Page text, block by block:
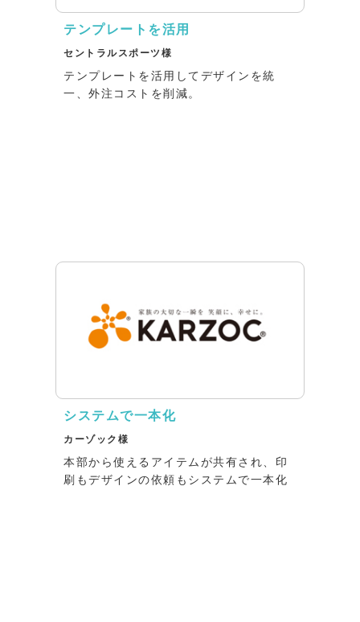
テンプレートを活用
セントラルスポーツ様
テンプレートを活用してデザインを統
一、外注コストを削減。
システムで一本化
カーゾック様
本部から使えるアイテムが共有され、印
刷もデザインの依頼もシステムで一本化